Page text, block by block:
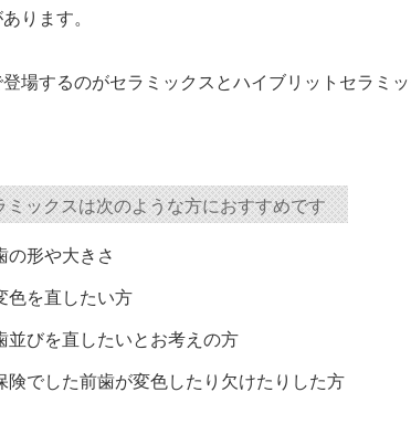
ります。
場するのがセラミックスとハイブリットセラミッ
ミックスは次のような方におすすめです
の形や大きさ
色を直したい方
並びを直したいとお考えの方
険でした前歯が変色したり欠けたりした方